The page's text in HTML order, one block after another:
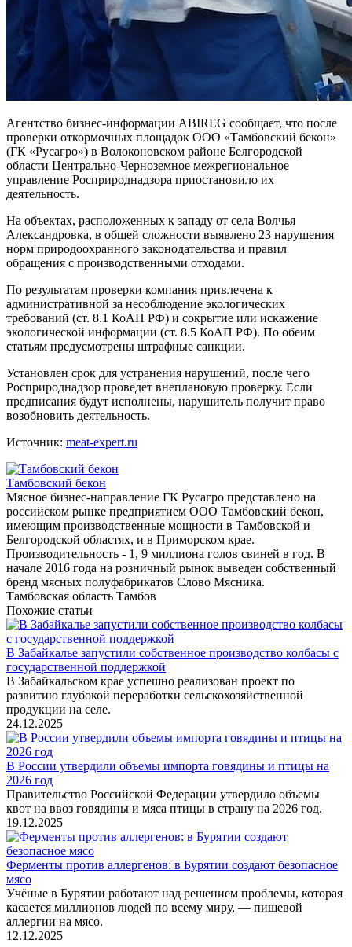
Агентство бизнес-информации ABIREG сообщает, что после
проверки откормочных площадок ООО «Тамбовский бекон»
(ГК «Русагро») в Волоконовском районе Белгородской
области Центрально-Черноземное межрегиональное
управление Росприроднадзора приостановило их
деятельность.
На объектах, расположенных к западу от села Волчья
Александровка, в общей сложности выявлено 23 нарушения
норм природоохранного законодательства и правил
обращения с производственными отходами.
По результатам проверки компания привлечена к
административной за несоблюдение экологических
требований (ст. 8.1 КоАП РФ) и сокрытие или искажение
экологической информации (ст. 8.5 КоАП РФ). По обеим
статьям предусмотрены штрафные санкции.
Установлен срок для устранения нарушений, после чего
Росприроднадзор проведет внеплановую проверку. Если
предписания будут исполнены, нарушитель получит право
возобновить деятельность.
Источник: meat-expert.ru
Тамбовский бекон
Мясное бизнес-направление ГК Русагро представлено на
российском рынке предприятием ООО Тамбовский бекон,
имеющим производственные мощности в Тамбовской и
Белгородской областях, и в Приморском крае.
Производительность - 1, 9 миллиона голов свиней в год. В
начале 2016 года на розничный рынок выведен собственный
бренд мясных полуфабрикатов Слово Мясника.
Тамбовская область Тамбов
Похожие статьи
В Забайкалье запустили собственное производство колбасы с
государственной поддержкой
В Забайкальском крае успешно реализован проект по
развитию глубокой переработки сельскохозяйственной
продукции на селе.
24.12.2025
В России утвердили объемы импорта говядины и птицы на
2026 год
Правительство Российской Федерации утвердило объемы
квот на ввоз говядины и мяса птицы в страну на 2026 год.
19.12.2025
Ферменты против аллергенов: в Бурятии создают безопасное
мясо
Учёные в Бурятии работают над решением проблемы, которая
касается миллионов людей по всему миру, — пищевой
аллергии на мясо.
12.12.2025